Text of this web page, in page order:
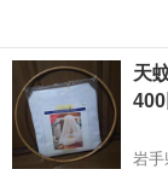
天
400
岩手